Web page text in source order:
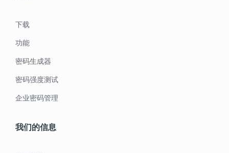
下载
功能
密码生成器
密码强度测试
企业密码管理
我们的信息